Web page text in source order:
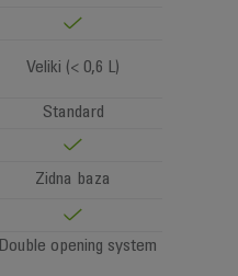
Veliki (< 0,6 L)
Standard
Zidna baza
Double opening system